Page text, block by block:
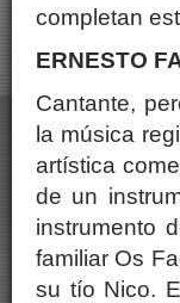
completan
ERNESTO
Cantante,
la música
artística
de un
instrumento
familiar Os
su tío Nico.